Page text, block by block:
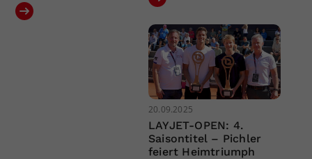
20.09.2025
LAYJET-OPEN: 4.
Saisontitel – Pichler
feiert Heimtriumph